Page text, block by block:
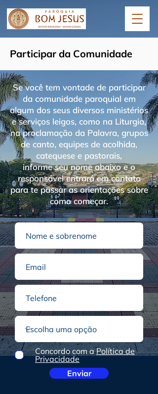
Participar da Comunidade
Se você tem vontade de participar
da comunidade paroquial em
algum dos seus diversos ministérios
e serviços leigos, como na Liturgia,
na proclamação da Palavra, grupos
de canto, equipes de acolhida,
catequese e pastorais,
informe seu nome abaixo e o
responsável entrará em contato
para te passar as orientações sobre
como começar.
Concordo com a Política de
Privacidade
Enviar